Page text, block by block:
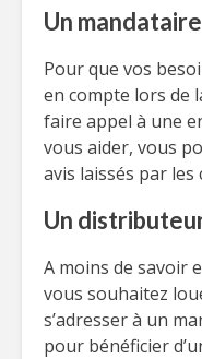
Un
Pour que vos
en compte lors de
faire appel à une
vous aider, vous
avis laissés par les
Un
A moins de savoir
vous souhaitez
s’adresser à un
pour bénéficier